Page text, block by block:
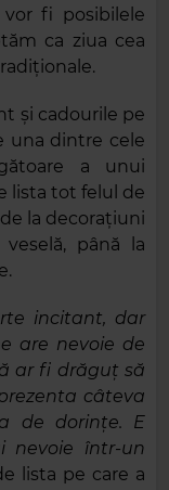
fi posibilele
ca ziua cea
și cadourile pe
una dintre cele
a unui
lista tot felul de
la decorațiuni
până la
incitant, dar
are nevoie de
ar fi drăguț să
câteva
de dorințe. E
nevoie într-un
lista pe care a